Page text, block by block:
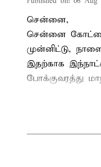
சென்னை,
சென்னை
முன்னிட்டு,
இதற்காக
போக்குவரத்து